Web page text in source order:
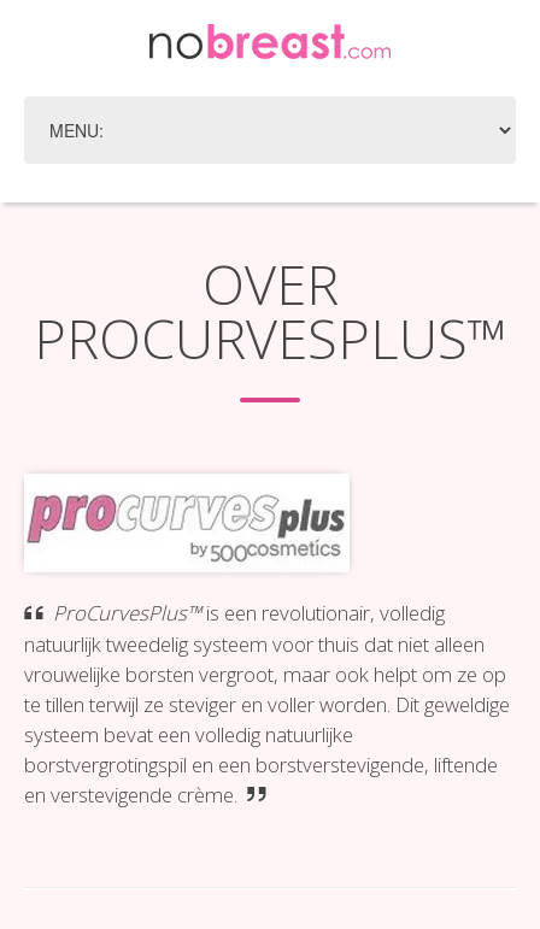
OVER
PROCURVESPLUS™
ProCurvesPlus™is een revolutionair, volledig
natuurlijk tweedelig systeem voor thuis dat niet alleen
vrouwelijke borsten vergroot, maar ook helpt om ze op
te tillen terwijl ze steviger en voller worden. Dit geweldige
systeem bevat een volledig natuurlijke
borstvergrotingspil en een borstverstevigende, liftende
en verstevigende crème.